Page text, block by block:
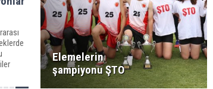
Elemelerin
şampiyonu ŞTO